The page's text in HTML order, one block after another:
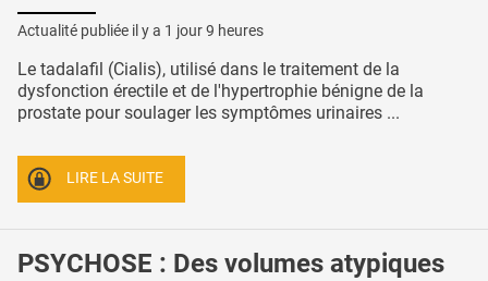
Actualité publiée il y a 1 jour 9 heures
Le tadalafil (Cialis), utilisé dans le traitement de la
dysfonction érectile et de l'hypertrophie bénigne de la
prostate pour soulager les symptômes urinaires ...
LIRE LA SUITE
PSYCHOSE : Des volumes atypiques